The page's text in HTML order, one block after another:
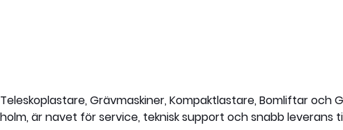
Grävmaskiner, Kompaktlastare, Bomliftar och
är navet för service, teknisk support och snabb leverans